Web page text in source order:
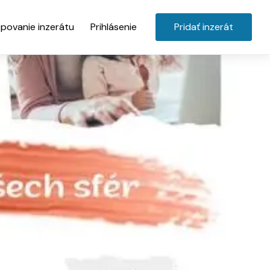
inzerátu Prihlásenie Pridať inzerát